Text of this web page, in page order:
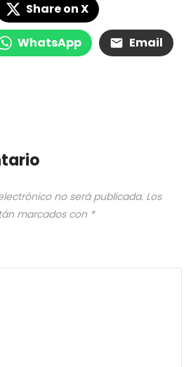
Share on X
WhatsApp Email
no será publicada. Los
marcados con *